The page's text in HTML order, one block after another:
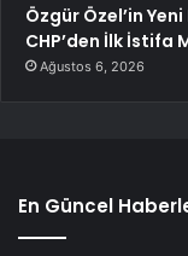
Özgür Özel’in
CHP’den İlk İstifa
Ağustos 6, 2026
En Güncel